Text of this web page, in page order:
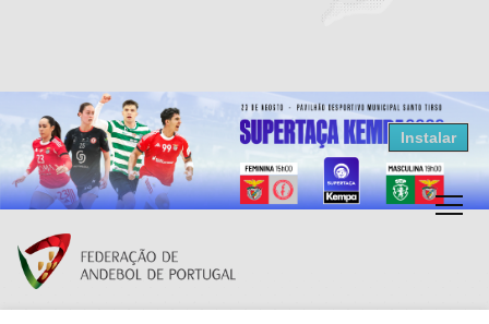
Resultados Andebol
Federação de Andebol de Portugal
Grátis - Disponivel na Play Store
Instalar